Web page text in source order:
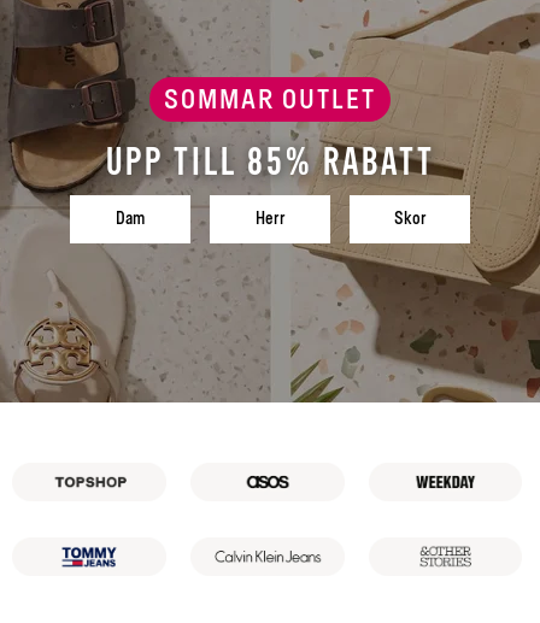
SOMMAR OUTLET
Upp till 85% rabatt
Dam Herr Skor